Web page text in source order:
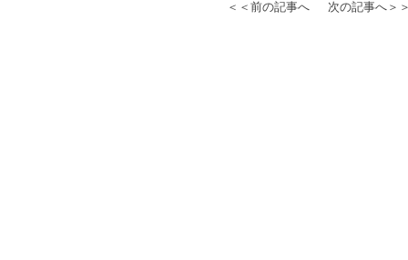
＜＜前の記事へ 次の記事へ＞